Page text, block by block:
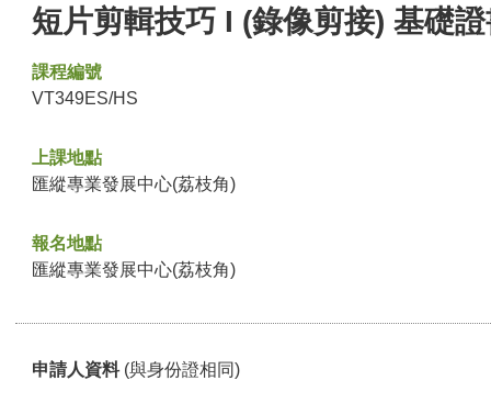
短片剪輯技巧 I (錄像剪接) 基礎
課程編號
VT349ES/HS
上課地點
匯縱專業發展中心(荔枝角)
報名地點
匯縱專業發展中心(荔枝角)
申請人資料 (與身份證相同)